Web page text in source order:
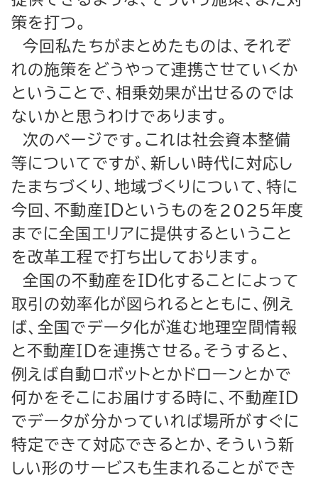
策を打つ。
今回私たちがまとめたものは、それぞ
れの施策をどうやって連携させていくか
ということで、相乗効果が出せるのでは
ないかと思うわけであります。
次のページです。これは社会資本整備
等についてですが、新しい時代に対応し
たまちづくり、地域づくりについて、特に
今回、不動産ＩＤというものを2025年度
までに全国エリアに提供するということ
を改革工程で打ち出しております。
全国の不動産をＩＤ化することによって
取引の効率化が図られるとともに、例え
ば、全国でデータ化が進む地理空間情報
と不動産ＩＤを連携させる。そうすると、
例えば自動ロボットとかドローンとかで
何かをそこにお届けする時に、不動産ＩＤ
でデータが分かっていれば場所がすぐに
特定できて対応できるとか、そういう新
しい形のサービスも生まれることができ